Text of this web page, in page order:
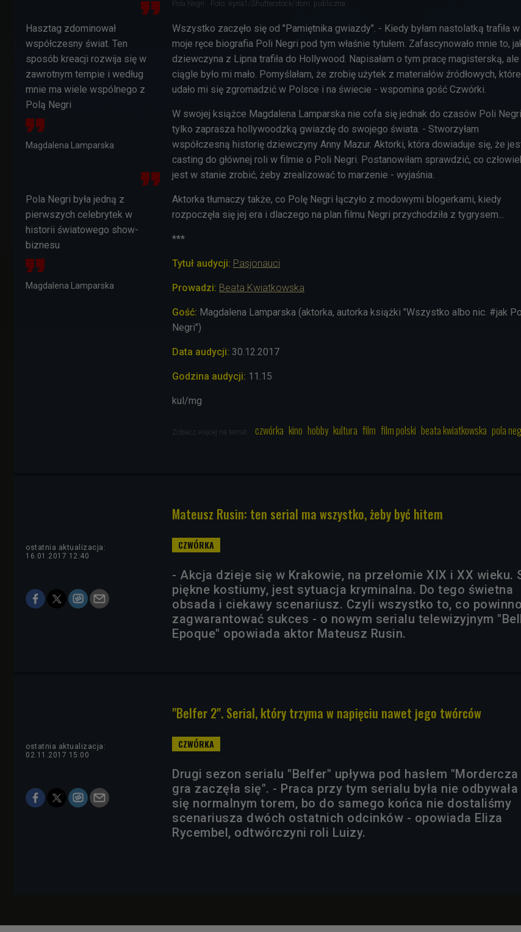
Pola Negri Foto: iryna1/Shutterstock/dom. publiczna
Magdalena Lamparska
Hasztag zdominował
współczesny świat. Ten
sposób kreacji rozwija się w
zawrotnym tempie i według
mnie ma wiele wspólnego z
Polą Negri
Wszystko zaczęło się od "Pamiętnika gwiazdy". - Kiedy byłam nastolatką trafiła w
moje ręce biografia Poli Negri pod tym właśnie tytułem. Zafascynowało mnie to,
dziewczyna z Lipna trafiła do Hollywood. Napisałam o tym pracę magisterską, ale
ciągle było mi mało. Pomyślałam, że zrobię użytek z materiałów źródłowych, które
udało mi się zgromadzić w Polsce i na świecie - wspomina gość Czwórki.
W swojej książce Magdalena Lamparska nie cofa się jednak do czasów Poli
tylko zaprasza hollywoodzką gwiazdę do swojego świata. - Stworzyłam
współczesną historię dziewczyny Anny Mazur. Aktorki, która dowiaduje się, że
casting do głównej roli w filmie o Poli Negri. Postanowiłam sprawdzić, co
jest w stanie zrobić, żeby zrealizować to marzenie - wyjaśnia.
Magdalena Lamparska
Pola Negri była jedną z
pierwszych celebrytek w
historii światowego show-
biznesu
Aktorka tłumaczy także, co Polę Negri łączyło z modowymi blogerkami, kiedy
rozpoczęła się jej era i dlaczego na plan filmu Negri przychodziła z tygrysem...
***
Tytuł audycji: Pasjonauci
Prowadzi: Beata Kwiatkowska
Gość: Magdalena Lamparska (aktorka, autorka książki "Wszystko albo nic. #jak
Negri")
Data audycji: 30.12.2017
Godzina audycji: 11.15
kul/mg
Zobacz więcej na temat: czwórka kino hobby kultura film film polski beata kwiatkowska pola
Mateusz Rusin: ten serial ma wszystko, żeby być hitem
ostatnia aktualizacja:
16.01.2017 12:40
- Akcja dzieje się w Krakowie, na przełomie XIX i XX wieku.
piękne kostiumy, jest sytuacja kryminalna. Do tego świetna
obsada i ciekawy scenariusz. Czyli wszystko to, co powinno
zagwarantować sukces - o nowym serialu telewizyjnym
Epoque" opowiada aktor Mateusz Rusin.
"Belfer 2". Serial, który trzyma w napięciu nawet jego twórców
ostatnia aktualizacja:
02.11.2017 15:00
Drugi sezon serialu "Belfer" upływa pod hasłem "Mordercza
gra zaczęła się". - Praca przy tym serialu była nie odbywała
się normalnym torem, bo do samego końca nie dostaliśmy
scenariusza dwóch ostatnich odcinków - opowiada Eliza
Rycembel, odtwórczyni roli Luizy.